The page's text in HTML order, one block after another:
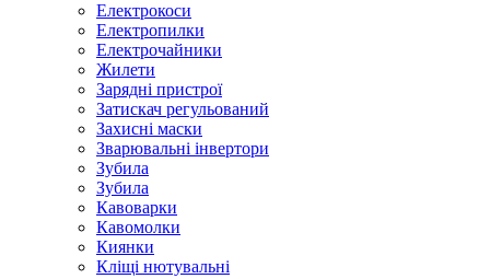
Електрокоси
Електропилки
Електрочайники
Жилети
Зарядні пристрої
Затискач регульований
Захисні маски
Зварювальні інвертори
Зубила
Зубила
Кавоварки
Кавомолки
Киянки
Кліщі нютувальні